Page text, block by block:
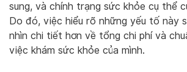
sung, và chính trạng sức khỏe cụ thể
Do đó, việc hiểu rõ những yếu tố này
nhìn chi tiết hơn về tổng chi phí và
việc khám sức khỏe của mình.